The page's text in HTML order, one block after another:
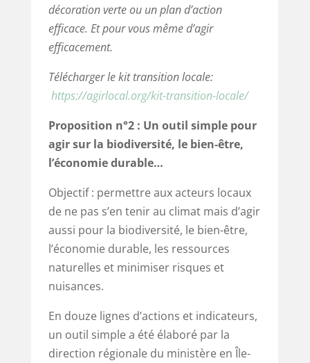
décoration verte ou un plan d’action
efficace. Et pour vous même d’agir
efficacement.
Télécharger le kit transition locale:
https://agirlocal.org/kit-transition-locale/
Proposition n°2 : Un outil simple pour
agir sur la biodiversité, le bien-être,
l’économie durable…
Objectif : permettre aux acteurs locaux
de ne pas s’en tenir au climat mais d’agir
aussi pour la biodiversité, le bien-être,
l’économie durable, les ressources
naturelles et minimiser risques et
nuisances.
En douze lignes d’actions et indicateurs,
un outil simple a été élaboré par la
direction régionale du ministère en Île-